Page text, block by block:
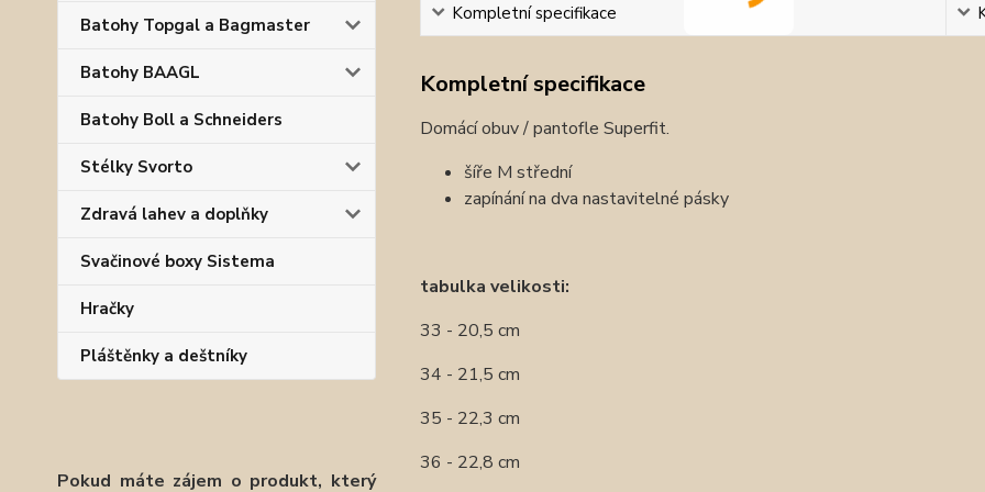
Batohy Topgal a Bagmaster
Batohy BAAGL
Batohy Boll a Schneiders
Stélky Svorto
Zdravá lahev a doplňky
Svačinové boxy Sistema
Hračky
Pláštěnky a deštníky
Pokud máte zájem o produkt, který
Kompletní specifikace
Kompletní specifikace
Domácí obuv / pantofle Superfit.
šíře M střední
zapínání na dva nastavitelné pásky
tabulka velikosti:
33 - 20,5 cm
34 - 21,5 cm
35 - 22,3 cm
36 - 22,8 cm